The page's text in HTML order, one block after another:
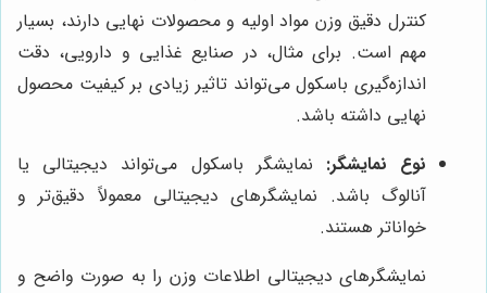
کنترل دقیق وزن مواد اولیه و محصولات نهایی دارند، بسیار
مهم است. برای مثال، در صنایع غذایی و دارویی، دقت
اندازه‌گیری باسکول می‌تواند تاثیر زیادی بر کیفیت محصول
نهایی داشته باشد.
نوع نمایشگر: نمایشگر باسکول می‌تواند دیجیتالی یا
آنالوگ باشد. نمایشگرهای دیجیتالی معمولاً دقیق‌تر و
خواناتر هستند.
نمایشگرهای دیجیتالی اطلاعات وزن را به صورت واضح و